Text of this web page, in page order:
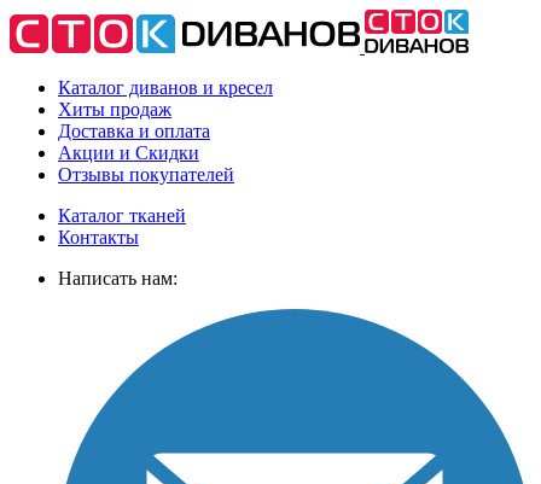
Каталог диванов и кресел
Хиты продаж
Доставка и оплата
Акции и Скидки
Отзывы покупателей
Каталог тканей
Контакты
Написать нам: